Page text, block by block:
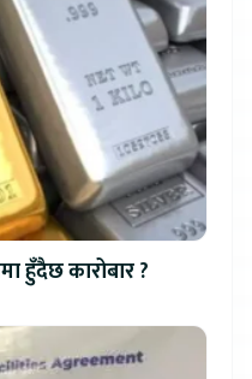
हुँदैछ कारोबार ?